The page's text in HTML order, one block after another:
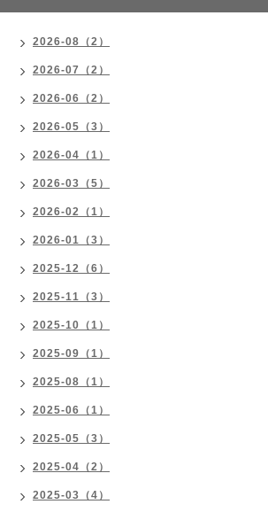
2026-08（2）
2026-07（2）
2026-06（2）
2026-05（3）
2026-04（1）
2026-03（5）
2026-02（1）
2026-01（3）
2025-12（6）
2025-11（3）
2025-10（1）
2025-09（1）
2025-08（1）
2025-06（1）
2025-05（3）
2025-04（2）
2025-03（4）